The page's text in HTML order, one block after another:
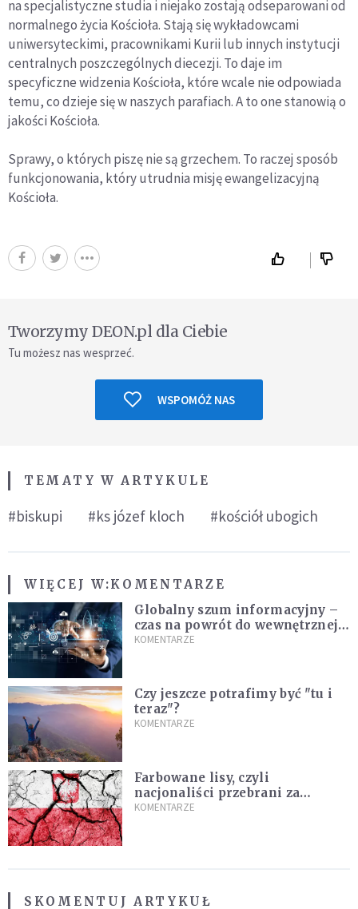
na specjalistyczne studia i niejako zostają odseparowani od
normalnego życia Kościoła. Stają się wykładowcami
uniwersyteckimi, pracownikami Kurii lub innych instytucji
centralnych poszczególnych diecezji. To daje im
specyficzne widzenia Kościoła, które wcale nie odpowiada
temu, co dzieje się w naszych parafiach. A to one stanowią o
jakości Kościoła.
Sprawy, o których piszę nie są grzechem. To raczej sposób
funkcjonowania, który utrudnia misję ewangelizacyjną
Kościoła.
Tworzymy DEON.pl dla Ciebie
Tu możesz nas wesprzeć.
WSPOMÓŻ NAS
TEMATY W ARTYKULE
#biskupi #ks józef kloch #kościół ubogich
WIĘCEJ W:KOMENTARZE
Globalny szum informacyjny –
czas na powrót do wewnętrznej
prawdy
KOMENTARZE
Czy jeszcze potrafimy być "tu i
teraz"?
KOMENTARZE
Farbowane lisy, czyli
nacjonaliści przebrani za
chrześcijan
KOMENTARZE
SKOMENTUJ ARTYKUŁ